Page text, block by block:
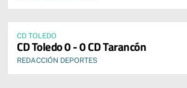
CD TOLEDO
CD Toledo 0 - 0 CD Tarancón
REDACCIÓN DEPORTES